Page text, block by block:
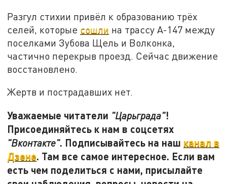
Разгул стихии привёл к образованию трёх
селей, которые сошли на трассу А-147 между
поселками Зубова Щель и Волконка,
частично перекрыв проезд. Сейчас движение
восстановлено.
Жертв и пострадавших нет.
Уважаемые читатели "Царьграда"!
Присоединяйтесь к нам в соцсетях
"Вконтакте". Подписывайтесь на наш канал в
Дзене. Там все самое интересное. Если вам
есть чем поделиться с нами, присылайте